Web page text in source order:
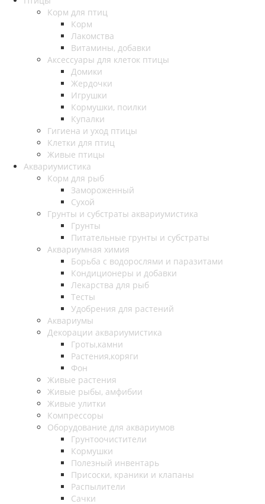
Корм для птиц
Корм
Лакомства
Витамины, добавки
Аксессуары для клеток птицы
Домики
Жердочки
Игрушки
Кормушки, поилки
Купалки
Гигиена и уход птицы
Клетки для птиц
Живые птицы
Аквариумистика
Корм для рыб
Замороженный
Сухой
Грунты и субстраты аквариумистика
Грунты
Питательные грунты и субстраты
Аквариумная химия
Борьба с водорослями и паразитами
Кондиционеры и добавки
Лекарства для рыб
Тесты
Удобрения для растений
Аквариумы
Декорации аквариумистика
Гроты,камни
Растения,коряги
Фон
Живые растения
Живые рыбы, амфибии
Живые улитки
Компрессоры
Оборудование для аквариумов
Грунтоочистители
Кормушки
Полезный инвентарь
Присоски, краники и клапаны
Распылители
Сачки